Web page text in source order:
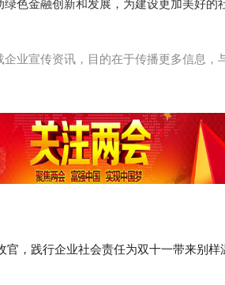
色金融创新和发展，为建设更加美好的
业宣传资讯，目的在于传播更多信息，
官，践行企业社会责任为双十一带来别样